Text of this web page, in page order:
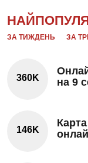
ЗА ТИЖДЕНЬ ЗА
360K
на 9
146K